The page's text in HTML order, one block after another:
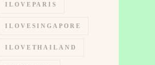
ILOVEPARIS
ILOVESINGAPORE
ILOVETHAILAND